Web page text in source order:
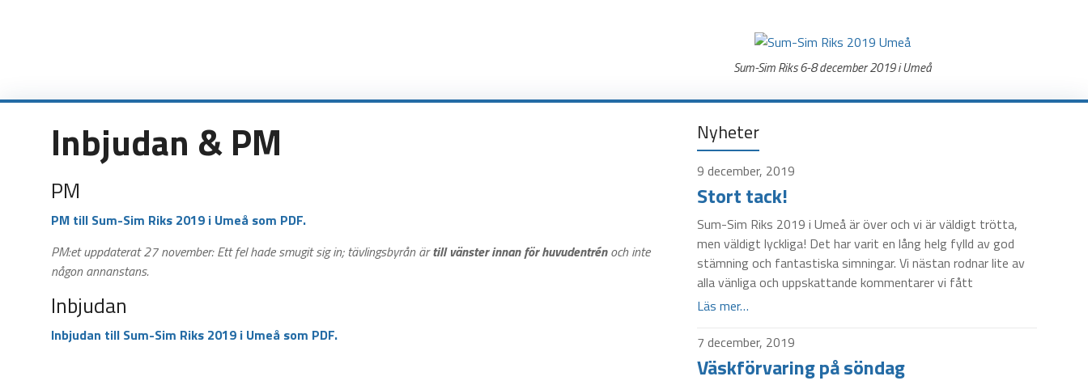
2019
Umeå
Sim
Riks
8
december
Umeå
Sum-Sim Riks 6-8 december 2019 i Umeå
Inbjudan & PM
PM
PM till Sum-Sim Riks 2019 i Umeå som PDF.
PM:et uppdaterat 27 november: Ett fel hade smugit sig in; tävlingsbyrån ärtill vänster innan för huvudentrénoch inte
någon annanstans.
Inbjudan
Inbjudan till Sum-Sim Riks 2019 i Umeå som PDF.
Nyheter
9 december, 2019
Stort tack!
Sum-Sim Riks 2019 i Umeå är över och vi är väldigt trötta,
men väldigt lyckliga! Det har varit en lång helg fylld av god
stämning och fantastiska simningar. Vi nästan rodnar lite av
alla vänliga och uppskattande kommentarer vi fått
Läs mer…
7 december, 2019
Väskförvaring på söndag